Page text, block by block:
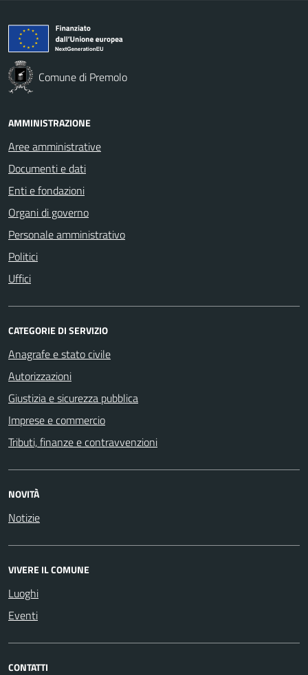
Comune di Premolo
AMMINISTRAZIONE
Aree amministrative
Documenti e dati
Enti e fondazioni
Organi di governo
Personale amministrativo
Politici
Uffici
CATEGORIE DI SERVIZIO
Anagrafe e stato civile
Autorizzazioni
Giustizia e sicurezza pubblica
Imprese e commercio
Tributi, finanze e contravvenzioni
NOVITÀ
Notizie
VIVERE IL COMUNE
Luoghi
Eventi
CONTATTI